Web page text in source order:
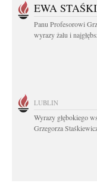
EWA
Panu Profesorowi
wyrazy żalu i
LUBLIN
Wyrazy głębokiego
Grzegorza